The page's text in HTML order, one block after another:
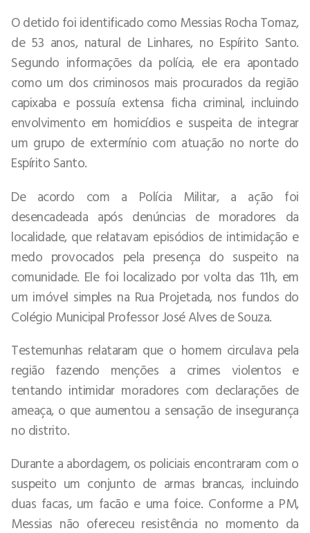
O detido foi identificado como Messias Rocha Tomaz,
de 53 anos, natural de Linhares, no Espírito Santo.
Segundo informações da polícia, ele era apontado
como um dos criminosos mais procurados da região
capixaba e possuía extensa ficha criminal, incluindo
envolvimento em homicídios e suspeita de integrar
um grupo de extermínio com atuação no norte do
Espírito Santo.
De acordo com a Polícia Militar, a ação foi
desencadeada após denúncias de moradores da
localidade, que relatavam episódios de intimidação e
medo provocados pela presença do suspeito na
comunidade. Ele foi localizado por volta das 11h, em
um imóvel simples na Rua Projetada, nos fundos do
Colégio Municipal Professor José Alves de Souza.
Testemunhas relataram que o homem circulava pela
região fazendo menções a crimes violentos e
tentando intimidar moradores com declarações de
ameaça, o que aumentou a sensação de insegurança
no distrito.
Durante a abordagem, os policiais encontraram com o
suspeito um conjunto de armas brancas, incluindo
duas facas, um facão e uma foice. Conforme a PM,
Messias não ofereceu resistência no momento da